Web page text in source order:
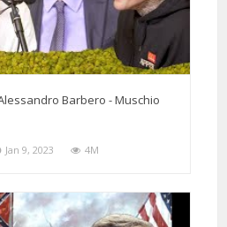
Barbero - Muschio
Jan 9, 2023 4M